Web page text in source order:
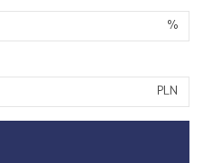
%
PLN